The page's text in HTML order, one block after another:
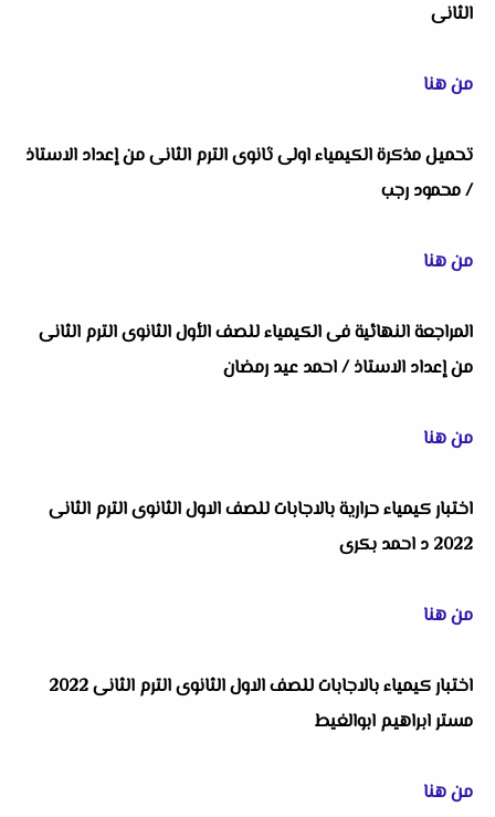
الثانى
من هنا
تحميل مذكرة الكيمياء اولى ثانوى الترم الثانى من إعداد الاستاذ
/ محمود رجب
من هنا
المراجعة النهائية فى الكيمياء للصف الأول الثانوى الترم الثانى
من إعداد الاستاذ / احمد عيد رمضان
من هنا
اختبار كيمياء حرارية بالاجابات للصف الاول الثانوى الترم الثانى
2022 د احمد بكرى
من هنا
اختبار كيمياء بالاجابات للصف الاول الثانوى الترم الثانى 2022
مستر ابراهيم ابوالغيط
من هنا